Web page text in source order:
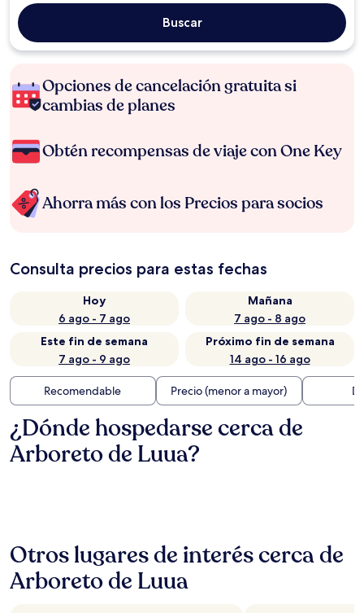
Buscar
Opciones de cancelación gratuita si
cambias de planes
Obtén recompensas de viaje con One Key
Ahorra más con los Precios para socios
Consulta precios para estas fechas
Hoy
6 ago - 7 ago
Mañana
7 ago - 8 ago
Este fin de semana
7 ago - 9 ago
Próximo fin de semana
14 ago - 16 ago
Recomendable Precio (menor a mayor)
¿Dónde hospedarse cerca de
Arboreto de Luua?
Otros lugares de interés cerca de
Arboreto de Luua